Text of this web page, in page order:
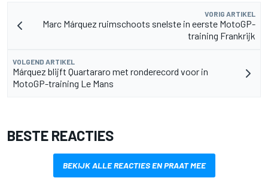
VORIG ARTIKEL
Marc Márquez ruimschoots snelste in eerste MotoGP-
training Frankrijk
VOLGEND ARTIKEL
Márquez blijft Quartararo met ronderecord voor in
MotoGP-training Le Mans
BESTE REACTIES
BEKIJK ALLE REACTIES EN PRAAT MEE